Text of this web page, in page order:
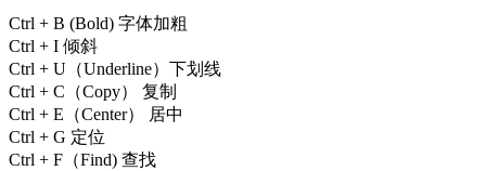
Ctrl + B (Bold) 字体加粗
Ctrl + I 倾斜
Ctrl + U（Underline）下划线
Ctrl + C（Copy） 复制
Ctrl + E（Center） 居中
Ctrl + G 定位
Ctrl + F（Find) 查找